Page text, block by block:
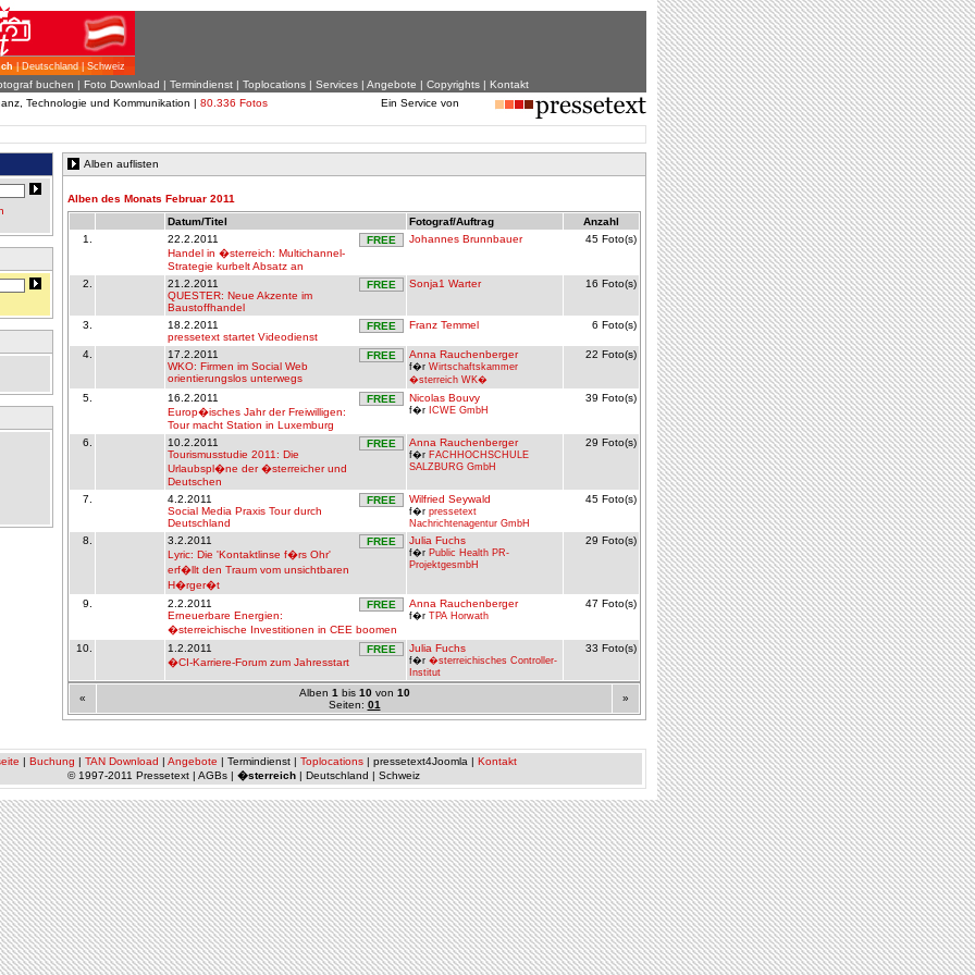
| Deutschland | Schweiz
buchen | Foto Download | Termindienst | Toplocations | Services | Angebote | Copyrights | Kontakt
Technologie und Kommunikation | 80.336 Fotos Ein Service von
Alben auflisten
Alben des Monats Februar 2011
Datum/Titel
Fotograf/Auftrag
Anzahl
1.
FREE
22.2.2011
Handel in �sterreich: Multichannel-
Strategie kurbelt Absatz an
Johannes Brunnbauer 45 Foto(s)
2. FREE
21.2.2011
QUESTER: Neue Akzente im
Baustoffhandel
Sonja1 Warter 16 Foto(s)
3. FREE
18.2.2011
pressetext startet Videodienst
Franz Temmel 6 Foto(s)
4. FREE
17.2.2011
WKO: Firmen im Social Web
orientierungslos unterwegs
Anna Rauchenberger
f�r Wirtschaftskammer
�sterreich WK�
22 Foto(s)
5. FREE
16.2.2011
Europ�isches Jahr der Freiwilligen:
Tour macht Station in Luxemburg
Nicolas Bouvy
f�r ICWE GmbH
39 Foto(s)
6. FREE
10.2.2011
Tourismusstudie 2011: Die
Urlaubspl�ne der �sterreicher und
Deutschen
Anna Rauchenberger
f�r FACHHOCHSCHULE
SALZBURG GmbH
29 Foto(s)
7. FREE
4.2.2011
Social Media Praxis Tour durch
Deutschland
Wilfried Seywald
f�r pressetext
Nachrichtenagentur GmbH
45 Foto(s)
8. FREE
3.2.2011
Lyric: Die 'Kontaktlinse f�rs Ohr'
erf�llt den Traum vom unsichtbaren
H�rger�t
Julia Fuchs
f�r Public Health PR-
ProjektgesmbH
29 Foto(s)
9. FREE
2.2.2011
Erneuerbare Energien:
�sterreichische Investitionen in CEE boomen
Anna Rauchenberger
f�r TPA Horwath
47 Foto(s)
10. FREE
1.2.2011
�CI-Karriere-Forum zum Jahresstart
Julia Fuchs
f�r �sterreichisches Controller-
Institut
33 Foto(s)
« Alben 1 bis 10von 10
Seiten: 01
»
| Buchung | TAN Download | Angebote | Termindienst | Toplocations| pressetext4Joomla | Kontakt
© 1997-2011 Pressetext | AGBs | �sterreich | Deutschland | Schweiz